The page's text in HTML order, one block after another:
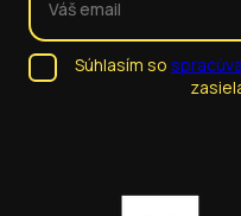
Súhlasím so